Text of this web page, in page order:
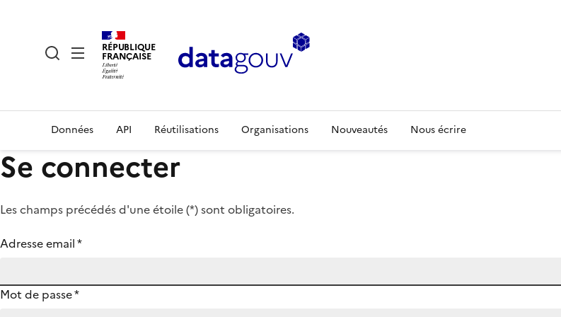
RÉPUBLIQUE
FRANÇAISE
Données API Réutilisations Organisations Nouveautés Nous écrire
Se connecter
Les champs précédés d'une étoile (*) sont obligatoires.
Adresse email*
Mot de passe*